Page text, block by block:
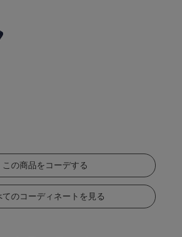
この商品をコーデする
てのコーディネートを見る